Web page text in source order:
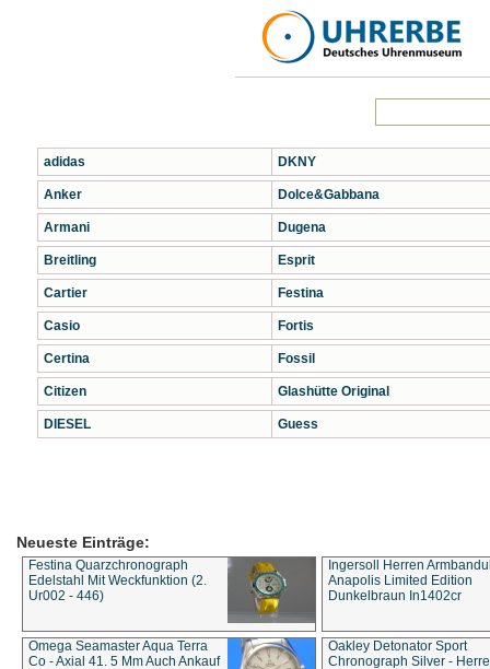
adidas
Anker
Armani
Breitling
Cartier
Casio
Certina
Citizen
DIESEL
DKNY
Dolce&Gabbana
Dugena
Esprit
Festina
Fortis
Fossil
Glashütte Original
Guess
Neueste Einträge:
Festina Quarzchronograph
Edelstahl Mit Weckfunktion (2.
Ur002 - 446)
Ingersoll Herren
Anapolis Limited Edition
Dunkelbraun In1402cr
Omega Seamaster Aqua Terra
Co - Axial 41. 5 Mm Auch Ankauf
Oakley Detonator Sport
Chronograph Silver -